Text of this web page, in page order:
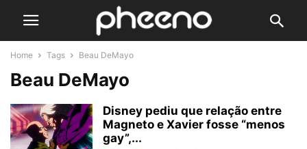
Home Tags Beau DeMayo
Beau DeMayo
Disney pediu que relação entre
Magneto e Xavier fosse “menos
gay”,...